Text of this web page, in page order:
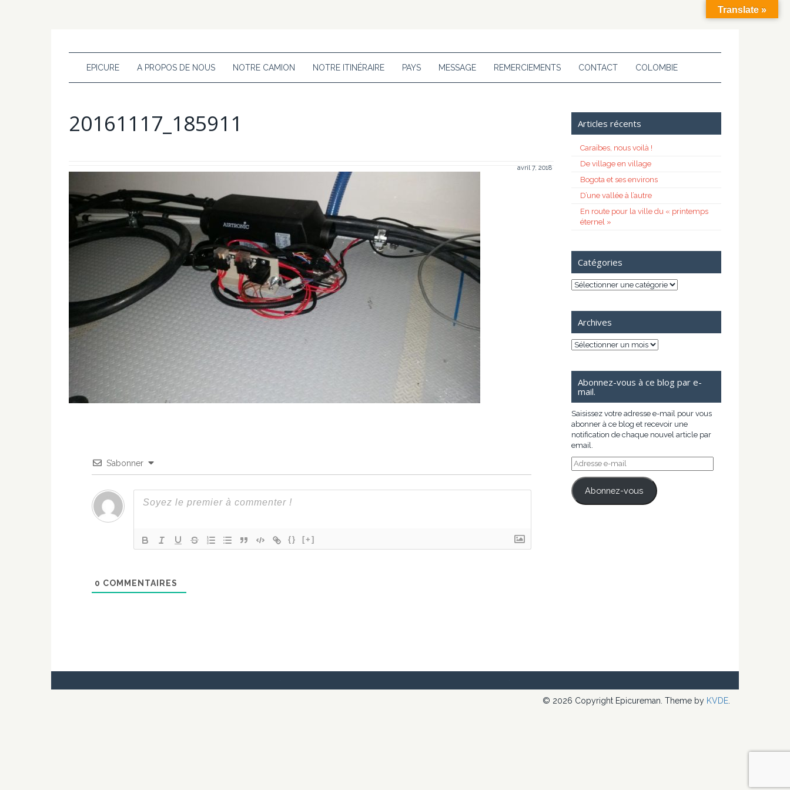
EPICURE A PROPOS DE NOUS NOTRE CAMION NOTRE ITINÉRAIRE PAYS MESSAGE REMERCIEMENTS CONTACT COLOMBIE
20161117_185911
avril 7, 2018
S’abonner
{} [+]
0 COMMENTAIRES
Articles récents
Caraïbes, nous voilà !
De village en village
Bogota et ses environs
D’une vallée à l’autre
En route pour la ville du « printemps
éternel »
Catégories
Catégories
Archives
Archives
Abonnez-vous à ce blog par e-
mail.
Saisissez votre adresse e-mail pour vous
abonner à ce blog et recevoir une
notification de chaque nouvel article par
email.
Adresse
e-
mail
Abonnez-vous
© 2026 Copyright Epicureman. Theme by KVDE
Translate »